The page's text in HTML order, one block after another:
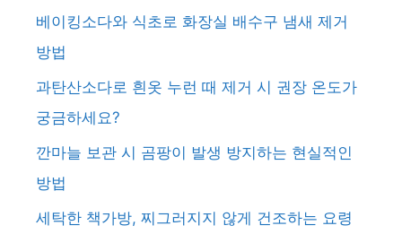
베이킹소다와 식초로 화장실 배수구 냄새 제거
방법
과탄산소다로 흰옷 누런 때 제거 시 권장 온도가
궁금하세요?
깐마늘 보관 시 곰팡이 발생 방지하는 현실적인
방법
세탁한 책가방, 찌그러지지 않게 건조하는 요령